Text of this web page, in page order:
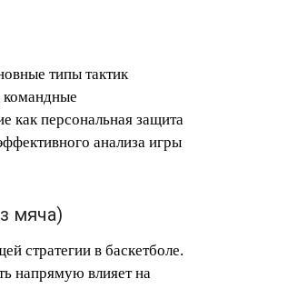
типы тактик
командные
как персональная защита
анализа игры
мяча)
стратегии в баскетболе.
напрямую влияет на